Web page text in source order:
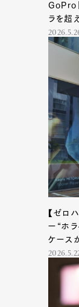
GoPro
ラを超
【ゼロ
ー“ホ
ケース